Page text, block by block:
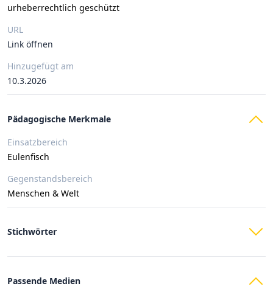
urheberrechtlich geschützt
URL
Link öffnen
Hinzugefügt am
10.3.2026
Pädagogische Merkmale
Einsatzbereich
Eulenfisch
Gegenstandsbereich
Menschen & Welt
Stichwörter
Passende Medien